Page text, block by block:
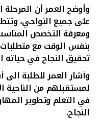
وأوضح العمر أن
على جميع النواحي،
ومعرفة التخصص
بنفس الوقت مع
تحقيق النجاح في حياته
وأشار العمر للطلبة
لمستقبلهم من الناحية
في التعلم وتطوير
النجاح.